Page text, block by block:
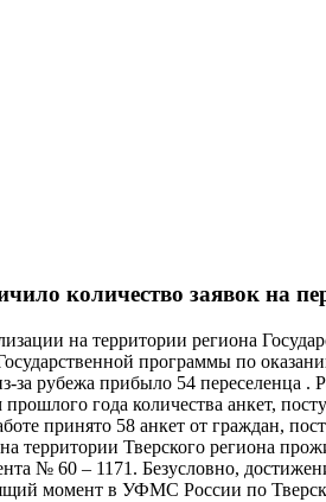
количество заявок на
на территории региона
программы по
рубежа прибыло 54 переселенца .
года количества анкет,
принято 58 анкет от граждан,
территории Тверского региона
№ 60 – 1171. Безусловно,
момент в УФМС России по